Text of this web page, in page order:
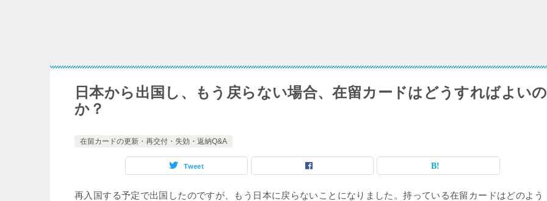
日本から出国し、もう戻らない場合、在留カードはどうすればよいの
か？
在留カードの更新・再交付・失効・返納Q&A
Tweet
再入国する予定で出国したのですが、もう日本に戻らないことになりました。持っている在留カードはどのよう